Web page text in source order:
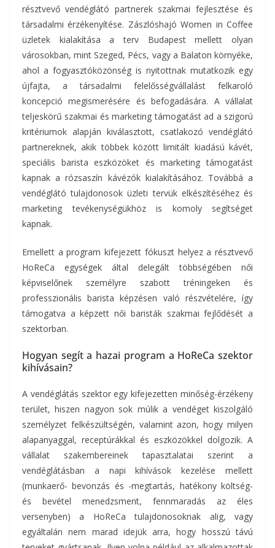
résztvevő vendéglátó partnerek szakmai fejlesztése és
társadalmi érzékenyítése. Zászlóshajó Women in Coffee
üzletek kialakítása a terv Budapest mellett olyan
városokban, mint Szeged, Pécs, vagy a Balaton környéke,
ahol a fogyasztóközönség is nyitottnak mutatkozik egy
újfajta, a társadalmi felelősségvállalást felkaroló
koncepció megismerésére és befogadására. A vállalat
teljeskörű szakmai és marketing támogatást ad a szigorú
kritériumok alapján kiválasztott, csatlakozó vendéglátó
partnereknek, akik többek között limitált kiadású kávét,
speciális barista eszközöket és marketing támogatást
kapnak a rózsaszín kávézók kialakításához. Továbbá a
vendéglátó tulajdonosok üzleti tervük elkészítéséhez és
marketing tevékenységükhöz is komoly segítséget
kapnak.
Emellett a program kifejezett fókuszt helyez a résztvevő
HoReCa egységek által delegált többségében női
képviselőnek személyre szabott tréningeken és
professzionális barista képzésen való részvételére, így
támogatva a képzett női baristák szakmai fejlődését a
szektorban.
Hogyan segít a hazai program a HoReCa szektor
kihívásain?
A vendéglátás szektor egy kifejezetten minőség-érzékeny
terület, hiszen nagyon sok múlik a vendéget kiszolgáló
személyzet felkészültségén, valamint azon, hogy milyen
alapanyaggal, receptúrákkal és eszközökkel dolgozik. A
vállalat szakembereinek tapasztalatai szerint a
vendéglátásban a napi kihívások kezelése mellett
(munkaerő- bevonzás és -megtartás, hatékony költség-
és bevétel menedzsment, fennmaradás az éles
versenyben) a HoReCa tulajdonosoknak alig, vagy
egyáltalán nem marad idejük arra, hogy hosszú távú